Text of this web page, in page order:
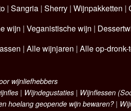
| Sangria | Sherry | Wijnpakketten |
wijn | Veganistische wijn |
| Alle wijnjaren | Alle op-dronk-
wijnliefhebbers
| Wijndegustaties | Wijnflessen
hoelang geopende wijn bewaren?|